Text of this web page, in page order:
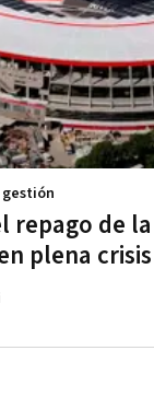
repago de
plena
gestión